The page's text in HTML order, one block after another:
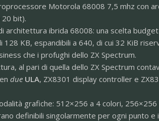
Motorola 68008 7,5 mhz con
20 bit).
architettura ibrida 68008: una scelta
128 KB, espandibili a 640, di cui 32 KiB
che i profughi dello ZX Spectrum.
al pari di quella dello ZX Spectrum
due ULA, ZX8301 display controller e
grafiche: 512×256 a 4 colori,
definibili singolarmente per ogni punto